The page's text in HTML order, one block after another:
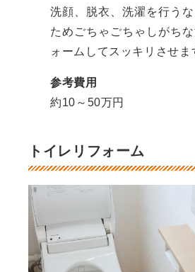
洗顔、脱衣、洗濯を行う
ためごちゃごちゃしがち
ォームしてスッキリさせま
参考費用
約10～50万円
トイレリフォーム